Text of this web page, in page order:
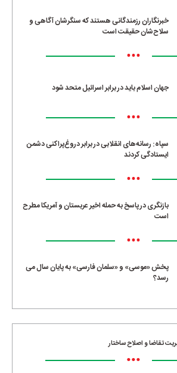
خبرنگاران رزمندگانی هستند که سنگرشان آگاهی و
سلاح‌شان حقیقت است
•••
جهان اسلام باید در برابر اسرائیل متحد شود
•••
سپاه: رسانه‌های انقلابی در برابر دروغ‌پراکنی دشمن
ایستادگی کردند
•••
بازنگری در پاسخ به حمله اخیر عربستان و آمریکا مطرح
است
•••
پخش «موسی» و «سلمان فارسی» به پایان سال می
رسد؟
تقاضا و اصلاح ساختار
•••